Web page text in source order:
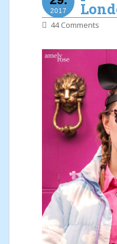
2017
44 Comments